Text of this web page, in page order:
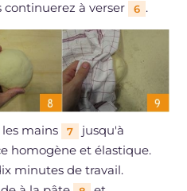
continuerez à verser
6 .
mains 7
jusqu'à
homogène et élastique.
minutes de travail.